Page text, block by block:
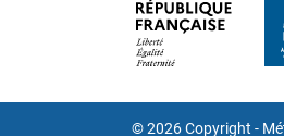
© 2026 Copyright -